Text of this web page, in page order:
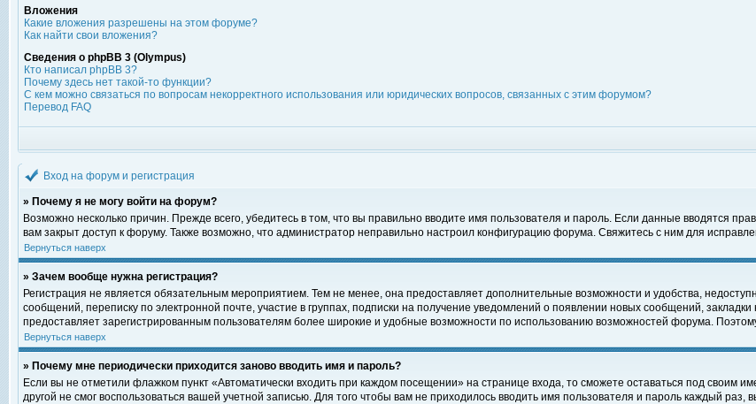
Вложения
Какие вложения разрешены на этом форуме?
Как найти свои вложения?
Сведения о phpBB 3 (Olympus)
Кто написал phpBB 3?
Почему здесь нет такой-то функции?
С кем можно связаться по вопросам некорректного использования или юридических вопросов, связанных с этим форумом?
Перевод FAQ
Вход на форум и регистрация
» Почему я не могу войти на форум?
Возможно несколько причин. Прежде всего, убедитесь в том, что вы правильно вводите имя пользователя и пароль. Если данные вводятся
вам закрыт доступ к форуму. Также возможно, что администратор неправильно настроил конфигурацию форума. Свяжитесь с ним для
Вернуться наверх
» Зачем вообще нужна регистрация?
Регистрация не является обязательным мероприятием. Тем не менее, она предоставляет дополнительные возможности и удобства,
сообщений, переписку по электронной почте, участие в группах, подписки на получение уведомлений о появлении новых сообщений,
предоставляет зарегистрированным пользователям более широкие и удобные возможности по использованию возможностей форума.
Вернуться наверх
» Почему мне периодически приходится заново вводить имя и пароль?
Если вы не отметили флажком пункт «Автоматически входить при каждом посещении» на странице входа, то сможете оставаться под своим
другой не смог воспользоваться вашей учетной записью. Для того чтобы вам не приходилось вводить имя пользователя и пароль каждый